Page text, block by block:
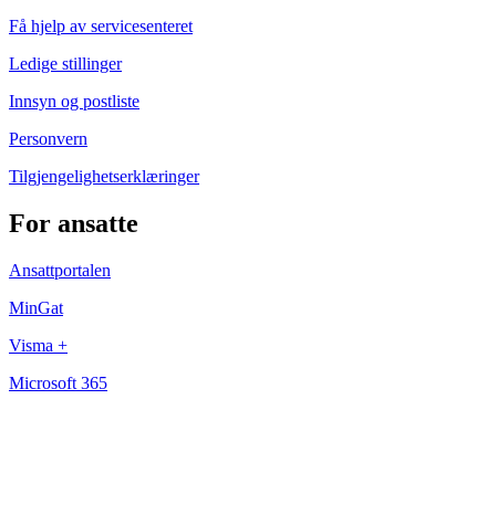
Få hjelp av servicesenteret
Ledige stillinger
Innsyn og postliste
Personvern
Tilgjengelighetserklæringer
For ansatte
Ansattportalen
MinGat
Visma +
Microsoft 365